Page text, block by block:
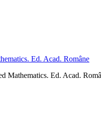
Ed. Acad. Române
Mathematics. Ed. Acad.